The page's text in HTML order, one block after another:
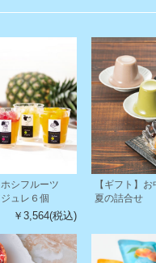
シフルーツ
ュレ６個
￥3,564(税込)
【ギフト】
夏の詰合せ